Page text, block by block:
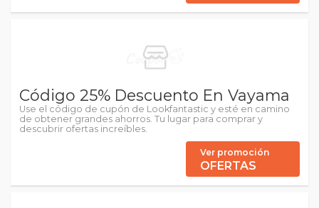
Código 25% Descuento En Vayama
Use el código de cupón de Lookfantastic y esté en camino
de obtener grandes ahorros. Tu lugar para comprar y
descubrir ofertas increíbles.
Ver promoción
OFERTAS